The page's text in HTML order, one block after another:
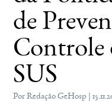
de
Controle
SUS
Por Redação GeHosp |